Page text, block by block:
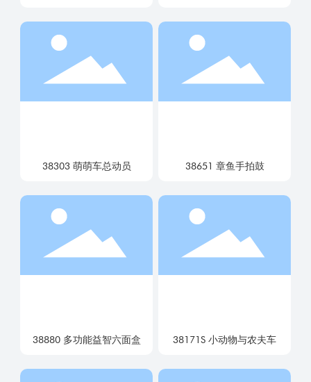
38303 萌萌车总动员 38651 章鱼手拍鼓
38880 多功能益智六面盒 38171S 小动物与农夫车